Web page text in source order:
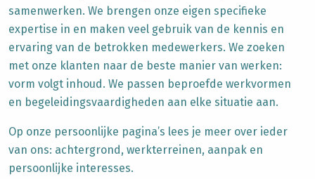
samenwerken. We brengen onze eigen specifieke
expertise in en maken veel gebruik van de kennis en
ervaring van de betrokken medewerkers. We zoeken
met onze klanten naar de beste manier van werken:
vorm volgt inhoud. We passen beproefde werkvormen
en begeleidingsvaardigheden aan elke situatie aan.
Op onze persoonlijke pagina’s lees je meer over ieder
van ons: achtergrond, werkterreinen, aanpak en
persoonlijke interesses.